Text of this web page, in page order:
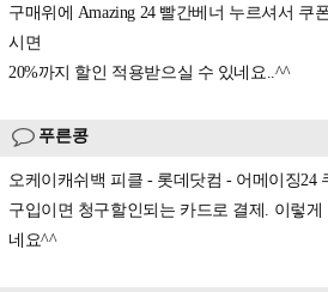
구매위에 Amazing 24 빨간베너 누르셔서 쿠
시면
20%까지 할인 적용받으실 수 있네요..^^
푸른콩
오케이캐쉬백 피클 - 롯데닷컴 - 어메이징24
구입이면 청구할인되는 카드로 결제. 이렇게
네요^^